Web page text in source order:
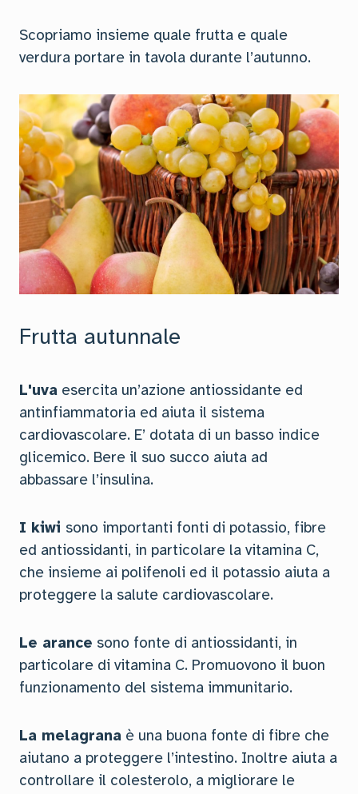
Scopriamo insieme quale frutta e quale
verdura portare in tavola durante l’autunno.
Frutta autunnale
L'uva esercita un’azione antiossidante ed
antinfiammatoria ed aiuta il sistema
cardiovascolare. E’ dotata di un basso indice
glicemico. Bere il suo succo aiuta ad
abbassare l’insulina.
I kiwi sono importanti fonti di potassio, fibre
ed antiossidanti, in particolare la vitamina C,
che insieme ai polifenoli ed il potassio aiuta a
proteggere la salute cardiovascolare.
Le arance sono fonte di antiossidanti, in
particolare di vitamina C. Promuovono il buon
funzionamento del sistema immunitario.
La melagrana è una buona fonte di fibre che
aiutano a proteggere l’intestino. Inoltre aiuta a
controllare il colesterolo, a migliorare le